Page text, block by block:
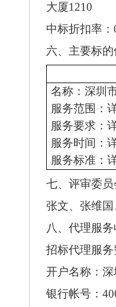
大厦1210
中标折扣率：
六、主要标的
名称：深圳
服务范围：
服务要求：
服务时间：
服务标准：
七、 评审委员
张文、张维国
八 、代理服
招标代理服务
开户名称：
银行帐号：